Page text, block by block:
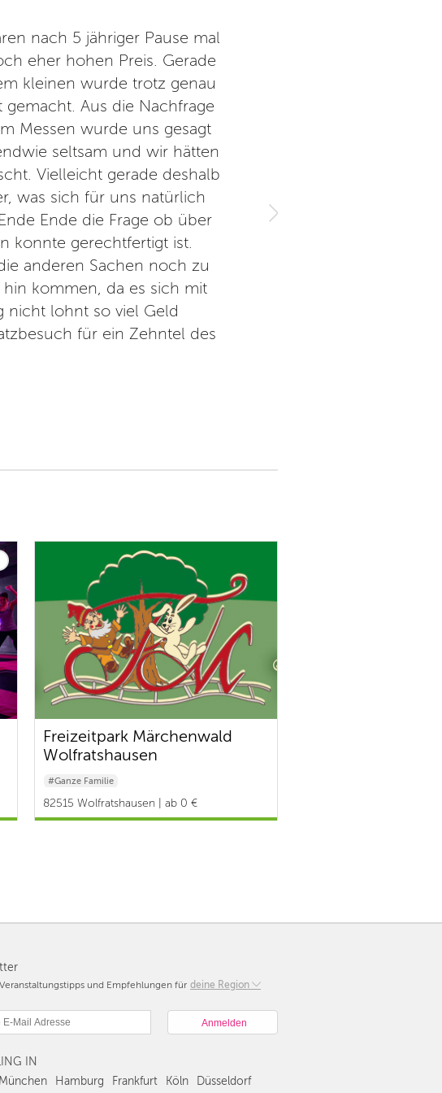
nach 5 jähriger Pause mal
eher hohen Preis. Gerade
kleinen wurde trotz genau
Aus die Nachfrage
Messen wurde uns gesagt
seltsam und wir hätten
Vielleicht gerade deshalb
was sich für uns natürlich
Ende die Frage ob über
konnte gerechtfertigt ist.
anderen Sachen noch zu
kommen, da es sich mit
nicht lohnt so viel Geld
für ein Zehntel des
Freizeitpark Märchenwald
Wolfratshausen
#Ganze Familie
82515 Wolfratshausen | ab 0 €
und Empfehlungen für deine Region
Berlin
Hamburg
Düsseldorf
IN
München Hamburg Frankfurt Köln Düsseldorf